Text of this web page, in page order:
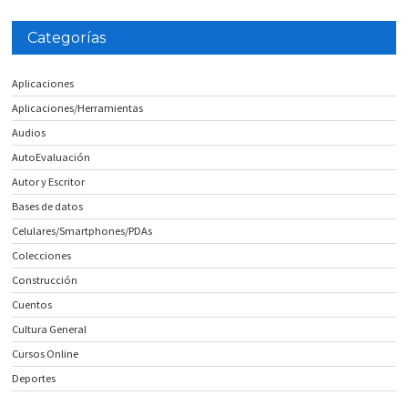
Categorías
Aplicaciones
Aplicaciones/Herramientas
Audios
AutoEvaluación
Autor y Escritor
Bases de datos
Celulares/Smartphones/PDAs
Colecciones
Construcción
Cuentos
Cultura General
Cursos Online
Deportes